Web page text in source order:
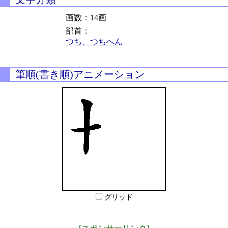
画数：14画
部首：
つち、つちへん
筆順(書き順)アニメーション
グリッド